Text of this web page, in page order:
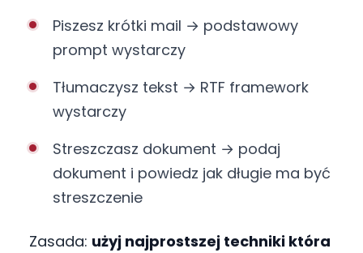
Piszesz krótki mail → podstawowy
prompt wystarczy
Tłumaczysz tekst → RTF framework
wystarczy
Streszczasz dokument → podaj
dokument i powiedz jak długie ma być
streszczenie
Zasada: użyj najprostszej techniki która